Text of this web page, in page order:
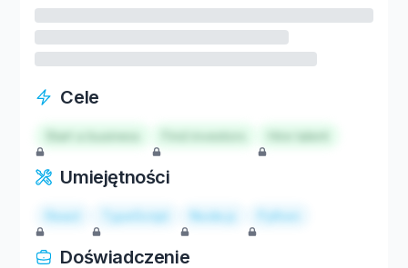
Cele
Start a business Hire talent
Umiejętności
React TypeScript Node.js Python
Doświadczenie